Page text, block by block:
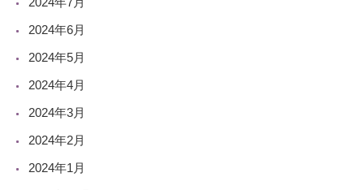
2024年6月
2024年5月
2024年4月
2024年3月
2024年2月
2024年1月